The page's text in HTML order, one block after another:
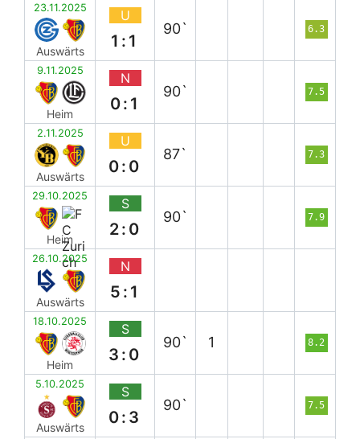
23.11.2025
Auswärts
U
1:1
90` 6.3
9.11.2025
Heim
N
0:1
90` 7.5
2.11.2025
Auswärts
U
0:0
87` 7.3
29.10.2025
Heim
S
2:0
90` 7.9
26.10.2025
Auswärts
N
5:1
18.10.2025
Heim
S
3:0
90` 1 8.2
5.10.2025
Auswärts
S
0:3
90` 7.5